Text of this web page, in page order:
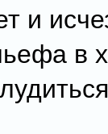
и
в